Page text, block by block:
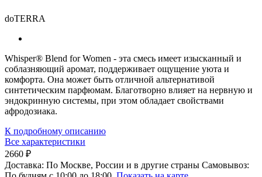
doTERRA
Whisper® Blend for Women - эта смесь имеет изысканный и
соблазняющий аромат, поддерживает ощущение уюта и
комфорта. Она может быть отличной альтернативой
синтетическим парфюмам. Благотворно влияет на нервную и
эндокринную системы, при этом обладает свойствами
афродозиака.
К подробному описанию
Все характеристики
2660 ₽
Доставка: По Москве, России и в другие страны Самовывоз: